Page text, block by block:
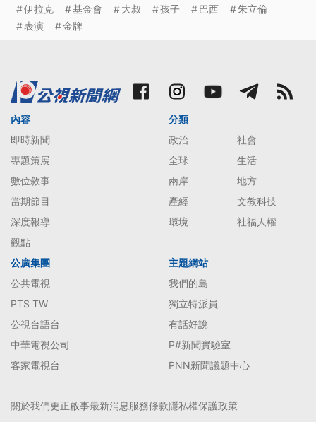
伊拉克 基金會 大叔 孩子 巴西
朱立倫
表演
金牌
內容
即時新聞
專題策展
數位敘事
當期節目
深度報導
觀點
分類
政治
社會
全球
生活
兩岸
地方
產經
文教科技
環境
社福人權
公廣集團
公共電視
PTS TW
公視台語台
中華電視公司
客家電視台
主題網站
我們的島
獨立特派員
有話好說
P#新聞實驗室
PNN新聞議題中心
關於我們更正啟事最新消息服務條款隱私權保護政策